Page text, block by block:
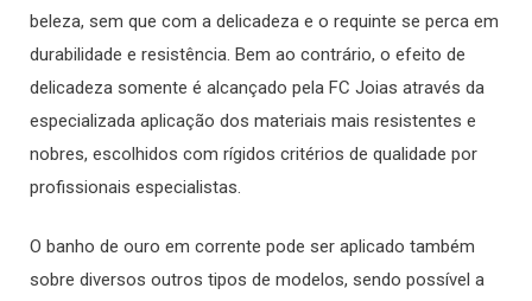
beleza, sem que com a delicadeza e o requinte se perca em
durabilidade e resistência. Bem ao contrário, o efeito de
delicadeza somente é alcançado pela FC Joias através da
especializada aplicação dos materiais mais resistentes e
nobres, escolhidos com rígidos critérios de qualidade por
profissionais especialistas.
O banho de ouro em corrente pode ser aplicado também
sobre diversos outros tipos de modelos, sendo possível a